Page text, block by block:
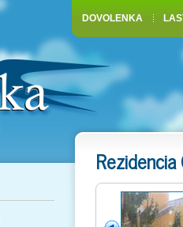
DOVOLENKA